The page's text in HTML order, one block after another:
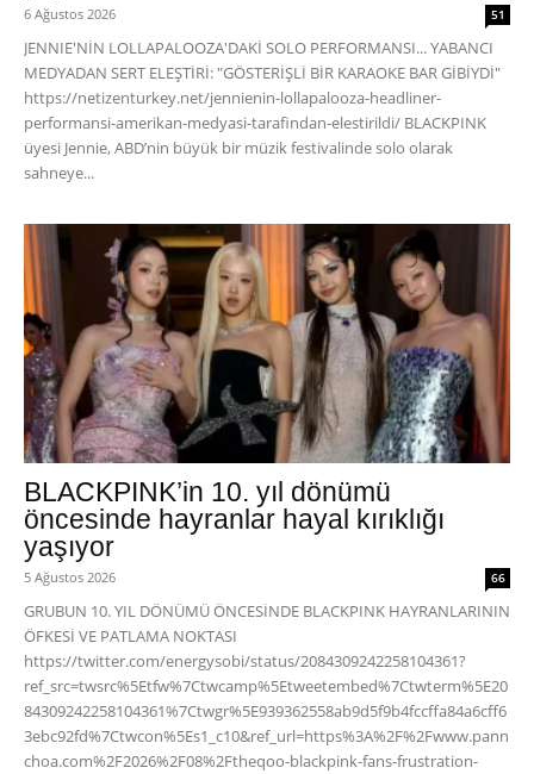
6 Ağustos 2026 51
JENNIE'NİN LOLLAPALOOZA'DAKİ SOLO PERFORMANSI... YABANCI
MEDYADAN SERT ELEŞTİRİ: "GÖSTERİŞLİ BİR KARAOKE BAR GİBİYDİ"
https://netizenturkey.net/jennienin-lollapalooza-headliner-
performansi-amerikan-medyasi-tarafindan-elestirildi/ BLACKPINK
üyesi Jennie, ABD’nin büyük bir müzik festivalinde solo olarak
sahneye...
BLACKPINK’in 10. yıl dönümü
öncesinde hayranlar hayal kırıklığı
yaşıyor
5 Ağustos 2026 66
GRUBUN 10. YIL DÖNÜMÜ ÖNCESİNDE BLACKPINK HAYRANLARININ
ÖFKESİ VE PATLAMA NOKTASI
https://twitter.com/energysobi/status/2084309242258104361?
ref_src=twsrc%5Etfw%7Ctwcamp%5Etweetembed%7Ctwterm%5E20
84309242258104361%7Ctwgr%5E939362558ab9d5f9b4fccffa84a6cff6
3ebc92fd%7Ctwcon%5Es1_c10&ref_url=https%3A%2F%2Fwww.pann
choa.com%2F2026%2F08%2Ftheqoo-blackpink-fans-frustration-